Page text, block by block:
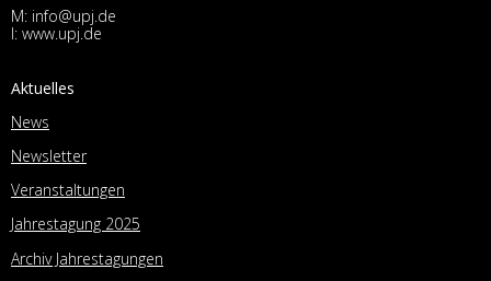
M: info@upj.de
I: www.upj.de
Aktuelles
News
Newsletter
Veranstaltungen
Jahrestagung 2025
Archiv Jahrestagungen